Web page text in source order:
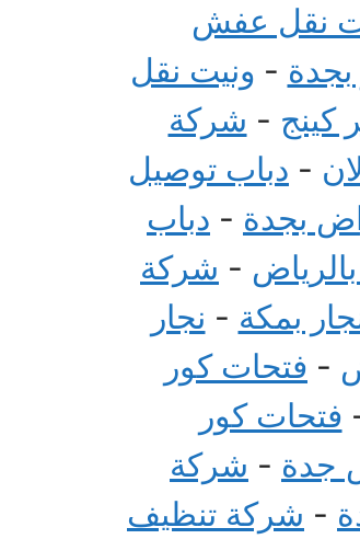
نقل عفش
- ونيت نقل
كينج - شركة
- دباب توصيل
بجدة - دباب
- شركة
بمكة - نجار
- فتحات كور
فتحات كور
جدة - شركة
- شركة تنظيف